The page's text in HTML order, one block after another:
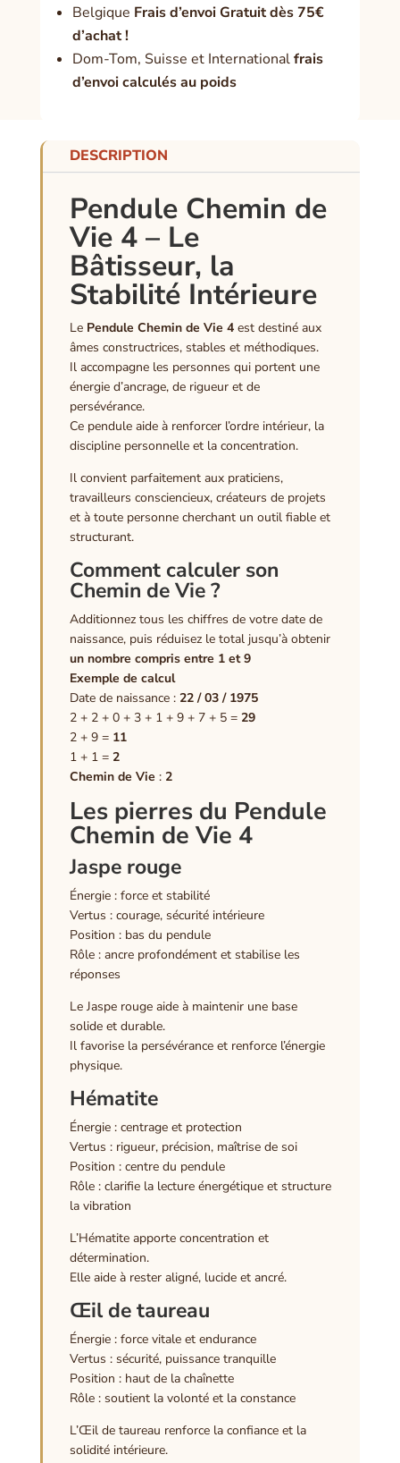
Belgique Frais d’envoi Gratuit dès 75€
d’achat !
Dom-Tom, Suisse et Internationalfrais
d’envoi calculés au poids
DESCRIPTION
Pendule Chemin de
Vie 4 – Le
Bâtisseur, la
Stabilité Intérieure
Le Pendule Chemin de Vie 4est destiné aux
âmes constructrices, stables et méthodiques.
Il accompagne les personnes qui portent une
énergie d’ancrage, de rigueur et de
persévérance.
Ce pendule aide à renforcer l’ordre intérieur, la
discipline personnelle et la concentration.
Il convient parfaitement aux praticiens,
travailleurs consciencieux, créateurs de projets
et à toute personne cherchant un outil fiable et
structurant.
Comment calculer son
Chemin de Vie ?
Additionnez tous les chiffres de votre date de
naissance, puis réduisez le total jusqu’à obtenir
un nombre compris entre 1 et 9
Exemple de calcul
Date de naissance : 22 / 03 / 1975
2 + 2 + 0 + 3 + 1 + 9 + 7 + 5 = 29
2 + 9 = 11
1 + 1 = 2
Chemin de Vie : 2
Les pierres du Pendule
Chemin de Vie 4
Jaspe rouge
Énergie : force et stabilité
Vertus : courage, sécurité intérieure
Position : bas du pendule
Rôle : ancre profondément et stabilise les
réponses
Le Jaspe rouge aide à maintenir une base
solide et durable.
Il favorise la persévérance et renforce l’énergie
physique.
Hématite
Énergie : centrage et protection
Vertus : rigueur, précision, maîtrise de soi
Position : centre du pendule
Rôle : clarifie la lecture énergétique et structure
la vibration
L’Hématite apporte concentration et
détermination.
Elle aide à rester aligné, lucide et ancré.
Œil de taureau
Énergie : force vitale et endurance
Vertus : sécurité, puissance tranquille
Position : haut de la chaînette
Rôle : soutient la volonté et la constance
L’Œil de taureau renforce la confiance et la
solidité intérieure.